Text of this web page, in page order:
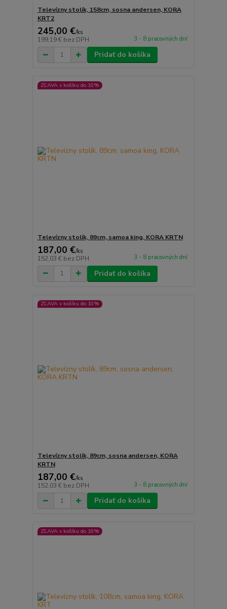
Televízny stolík, 158cm, sosna andersen, KORA
KRT2
245,00 €/ks
199,19 € bez DPH 3 - 8 pracovných dní
Pridať do košíka
ZĽAVA v košíku do 10%
Televízny stolík, 89cm, samoa king, KORA KRTN
187,00 €/ks
152,03 € bez DPH 3 - 8 pracovných dní
Pridať do košíka
ZĽAVA v košíku do 10%
Televízny stolík, 89cm, sosna andersen, KORA
KRTN
187,00 €/ks
152,03 € bez DPH 3 - 8 pracovných dní
Pridať do košíka
ZĽAVA v košíku do 10%